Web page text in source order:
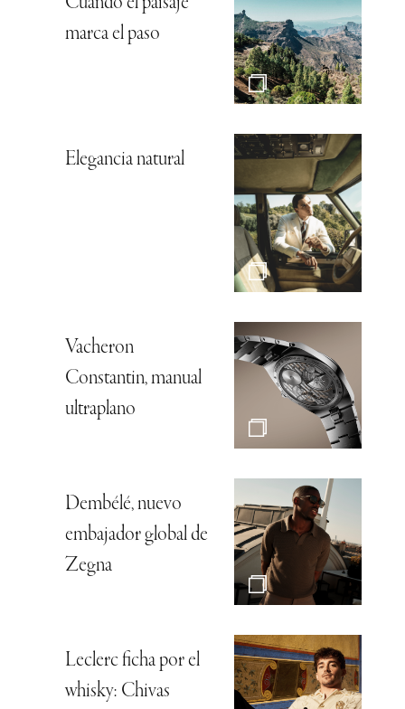
marca el paso
Elegancia natural
Vacheron
Constantin, manual
ultraplano
Dembélé, nuevo
embajador global de
Zegna
Leclerc ficha por el
whisky: Chivas